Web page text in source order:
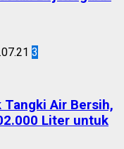
3
Tangki Air Bersih,
Liter untuk